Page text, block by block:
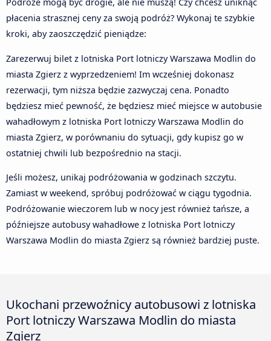
Podróże mogą być drogie, ale nie muszą! Czy chcesz uniknąć
płacenia strasznej ceny za swoją podróż? Wykonaj te szybkie
kroki, aby zaoszczędzić pieniądze:
Zarezerwuj bilet z lotniska Port lotniczy Warszawa Modlin do
miasta Zgierz z wyprzedzeniem! Im wcześniej dokonasz
rezerwacji, tym niższa będzie zazwyczaj cena. Ponadto
będziesz mieć pewność, że będziesz mieć miejsce w autobusie
wahadłowym z lotniska Port lotniczy Warszawa Modlin do
miasta Zgierz, w porównaniu do sytuacji, gdy kupisz go w
ostatniej chwili lub bezpośrednio na stacji.
Jeśli możesz, unikaj podróżowania w godzinach szczytu.
Zamiast w weekend, spróbuj podróżować w ciągu tygodnia.
Podróżowanie wieczorem lub w nocy jest również tańsze, a
późniejsze autobusy wahadłowe z lotniska Port lotniczy
Warszawa Modlin do miasta Zgierz są również bardziej puste.
Ukochani przewoźnicy autobusowi z lotniska
Port lotniczy Warszawa Modlin do miasta
Zgierz